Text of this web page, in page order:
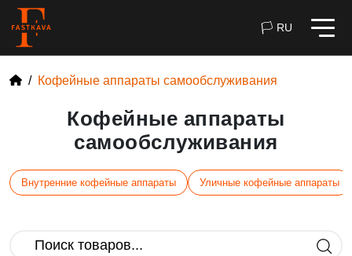
🏳 RU
Кофейные аппараты самообслуживания
Кофейные аппараты
самообслуживания
Внутренние кофейные аппараты Уличные кофейные аппараты